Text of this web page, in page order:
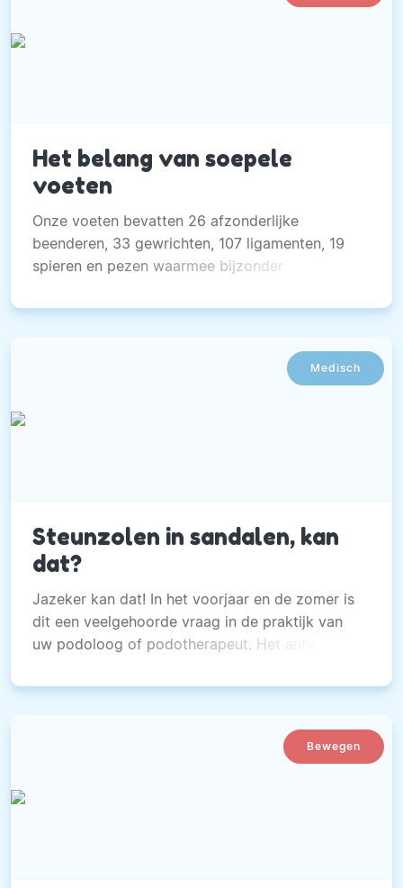
Het belang van soepele
voeten
Onze voeten bevatten 26 afzonderlijke
beenderen, 33 gewrichten, 107 ligamenten, 19
spieren en pezen waarmee bijzonder
Medisch
Steunzolen in sandalen, kan
dat?
Jazeker kan dat! In het voorjaar en de zomer is
dit een veelgehoorde vraag in de praktijk van
uw podoloog of podotherapeut. Het antwoord
Bewegen